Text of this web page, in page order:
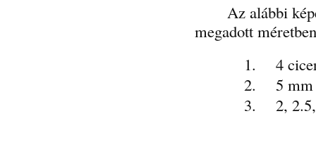
Az alábbi
megadott
1. 4 cicero
2. 5 mm
3. 2, 2.5, 3